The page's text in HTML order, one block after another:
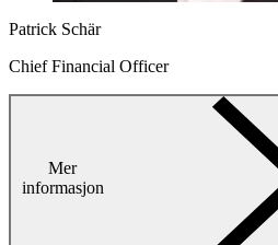
Patrick Schär
Chief Financial Officer
Mer
informasjon